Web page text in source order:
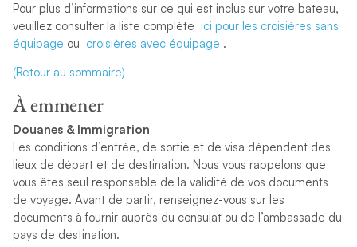
Pour plus d’informations sur ce qui est inclus sur votre bateau,
veuillez consulter la liste complète ici pour les croisières sans
équipage ou croisières avec équipage .
(Retour au sommaire)
À emmener
Douanes & Immigration
Les conditions d’entrée, de sortie et de visa dépendent des
lieux de départ et de destination. Nous vous rappelons que
vous êtes seul responsable de la validité de vos documents
de voyage. Avant de partir, renseignez-vous sur les
documents à fournir auprès du consulat ou de l’ambassade du
pays de destination.